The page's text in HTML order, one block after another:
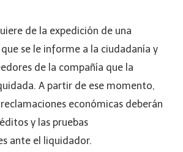
de la expedición de una
se le informe a la ciudadanía y
de la compañía que la
A partir de ese momento,
económicas deberán
y las pruebas
ante el liquidador.